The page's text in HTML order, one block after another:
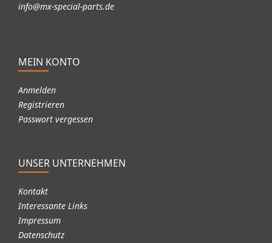
info@mx-special-parts.de
MEIN KONTO
Anmelden
Registrieren
Passwort vergessen
UNSER UNTERNEHMEN
Kontakt
Interessante Links
Impressum
Datenschutz